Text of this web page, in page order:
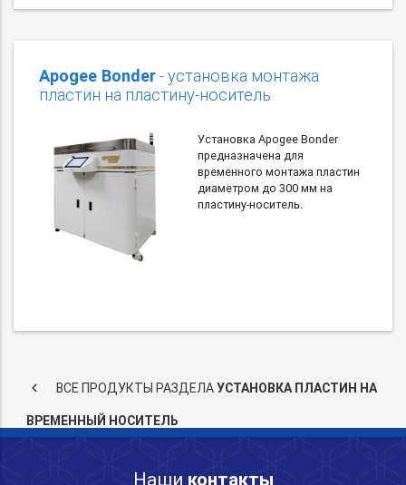
Apogee Bonder- установка монтажа
пластин на пластину-носитель
Установка Apogee Bonder
предназначена для
временного монтажа пластин
диаметром до 300 мм на
пластину-носитель.
keyboard_arrow_left ВСЕ ПРОДУКТЫ РАЗДЕЛАУСТАНОВКА ПЛАСТИН НА
ВРЕМЕННЫЙ НОСИТЕЛЬ
Наши контакты